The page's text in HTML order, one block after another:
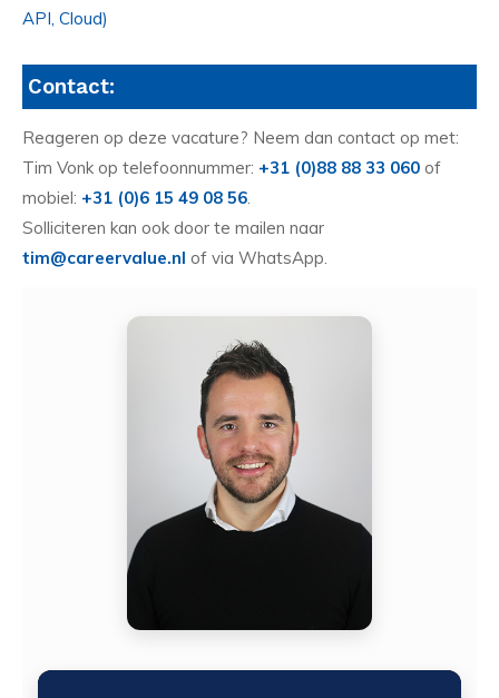
API, Cloud)
Contact:
Reageren op deze vacature? Neem dan contact op met:
Tim Vonk op telefoonnummer: +31 (0)88 88 33 060 of
mobiel: +31 (0)6 15 49 08 56.
Solliciteren kan ook door te mailen naar
tim@careervalue.nl of via WhatsApp.